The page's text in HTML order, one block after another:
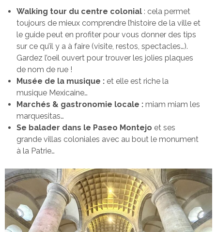
Walking tour du centre colonial : cela permet
toujours de mieux comprendre l’histoire de la ville et
le guide peut en profiter pour vous donner des tips
sur ce qu’il y a à faire (visite, restos, spectacles…).
Gardez l’oeil ouvert pour trouver les jolies plaques
de nom de rue !
Musée de la musique : et elle est riche la
musique Mexicaine…
Marchés & gastronomie locale : miam miam les
marquesitas…
Se balader dans le Paseo Montejo et ses
grande villas coloniales avec au bout le monument
à la Patrie…